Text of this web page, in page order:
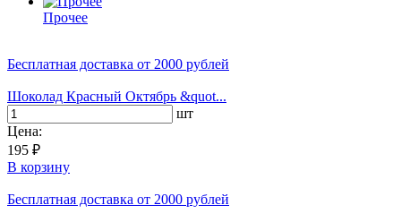
Прочее
Бесплатная доставка от 2000 рублей
Шоколад Красный Октябрь &quot...
шт
Цена:
195 ₽
В корзину
Бесплатная доставка от 2000 рублей